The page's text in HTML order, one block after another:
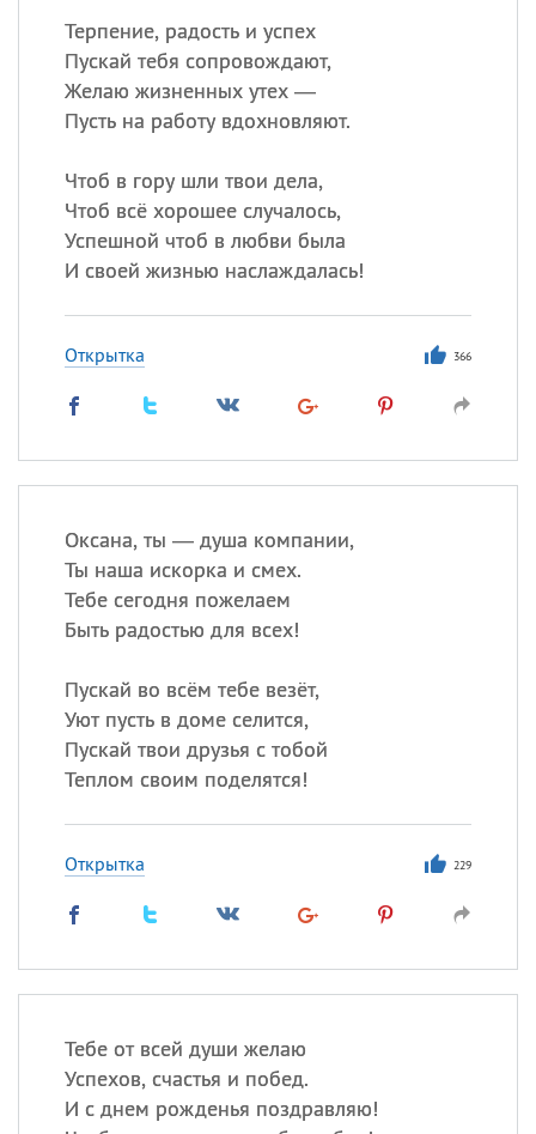
Терпение, радость и успех
Пускай тебя сопровождают,
Желаю жизненных утех —
Пусть на работу вдохновляют.
Чтоб в гору шли твои дела,
Чтоб всё хорошее случалось,
Успешной чтоб в любви была
И своей жизнью наслаждалась!
Открытка 366
Оксана, ты — душа компании,
Ты наша искорка и смех.
Тебе сегодня пожелаем
Быть радостью для всех!
Пускай во всём тебе везёт,
Уют пусть в доме селится,
Пускай твои друзья с тобой
Теплом своим поделятся!
Открытка 229
Тебе от всей души желаю
Успехов, счастья и побед.
И с днем рожденья поздравляю!